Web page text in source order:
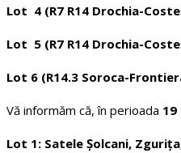
Lot 4 (R7 R14 Drochia-
Lot 5 (R7 R14 Drochia-
Lot 6 (R14.3 Soroca-
Vă informăm că, în perioada 19
Lot 1: Satele Șolcani,